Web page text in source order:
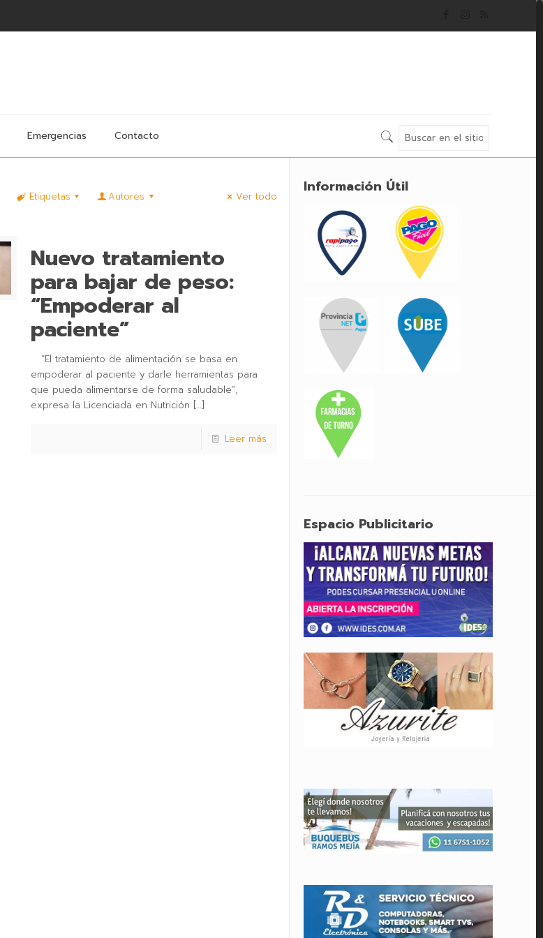
Emergencias Contacto
Etiquetas Autores Ver todo
Nuevo tratamiento
para bajar de peso:
“Empoderar al
paciente”
“El tratamiento de alimentación se basa en
empoderar al paciente y darle herramientas para
que pueda alimentarse de forma saludable”,
expresa la Licenciada en Nutrición […]
Leer más
Información Útil
Espacio Publicitario